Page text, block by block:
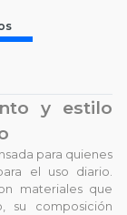
y estilo
para quienes
el uso diario.
materiales que
su composición